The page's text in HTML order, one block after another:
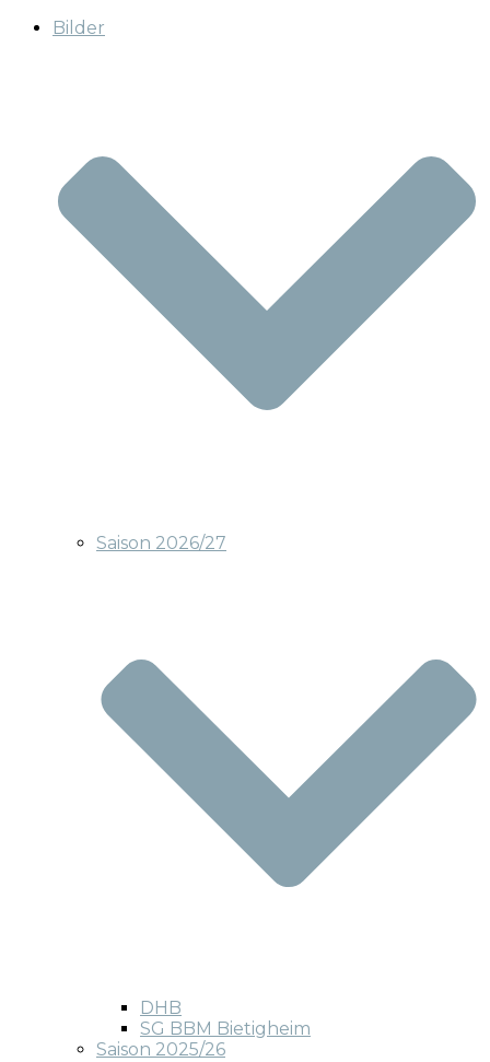
Bilder
Saison 2026/27
DHB
SG BBM Bietigheim
Saison 2025/26